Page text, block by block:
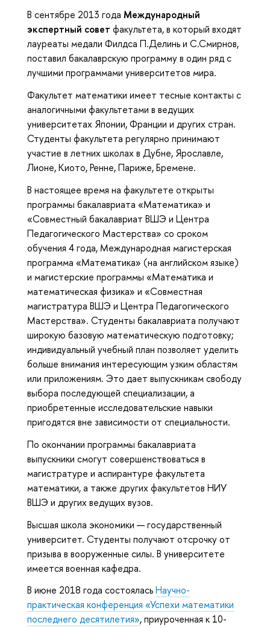
В сентябре 2013 года Международный
экспертный совет факультета, в который входят
лауреаты медали Филдса П.Делинь и С.Смирнов,
поставил бакалаврскую программу в один ряд с
лучшими программами университетов мира.
Факультет математики имеет тесные контакты с
аналогичными факультетами в ведущих
университетах Японии, Франции и других стран.
Студенты факультета регулярно принимают
участие в летних школах в Дубне, Ярославле,
Лионе, Киото, Ренне, Париже, Бремене.
В настоящее время на факультете открыты
программы бакалавриата «Математика» и
«Совместный бакалавриат ВШЭ и Центра
Педагогического Мастерства» со сроком
обучения 4 года, Международная магистерская
программа «Математика» (на английском языке)
и магистерские программы «Математика и
математическая физика» и «Совместная
магистратура ВШЭ и Центра Педагогического
Мастерства». Студенты бакалавриата получают
широкую базовую математическую подготовку;
индивидуальный учебный план позволяет уделить
больше внимания интересующим узким областям
или приложениям. Это дает выпускникам свободу
выбора последующей специализации, а
приобретенные исследовательские навыки
пригодятся вне зависимости от специальности.
По окончании программы бакалавриата
выпускники смогут совершенствоваться в
магистратуре и аспирантуре факультета
математики, а также других факультетов НИУ
ВШЭ и других ведущих вузов.
Высшая школа экономики — государственный
университет. Студенты получают отсрочку от
призыва в вооруженные силы. В университете
имеется военная кафедра.
В июне 2018 года состояласьНаучно-
практическая конференция «Успехи математики
последнего десятилетия», приуроченная к 10-